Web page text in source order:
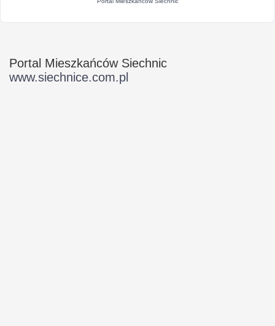
Portal Mieszkańców Siechnic
www.siechnice.com.pl